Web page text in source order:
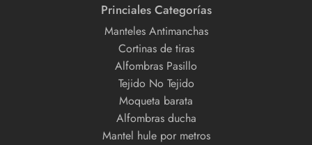
Princiales Categorías
Manteles Antimanchas
Cortinas de tiras
Alfombras Pasillo
Tejido No Tejido
Moqueta barata
Alfombras ducha
Mantel hule por metros